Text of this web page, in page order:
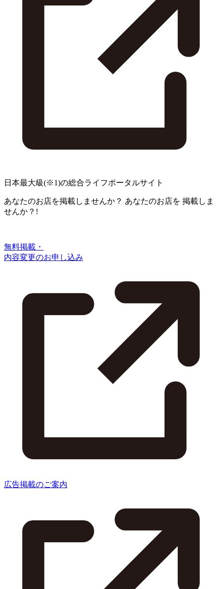
日本最大級(※1)の総合ライフポータルサイト
あなたのお店を掲載しませんか？ あなたのお店を 掲載しま
せんか？!
無料掲載・
内容変更のお申し込み
広告掲載のご案内